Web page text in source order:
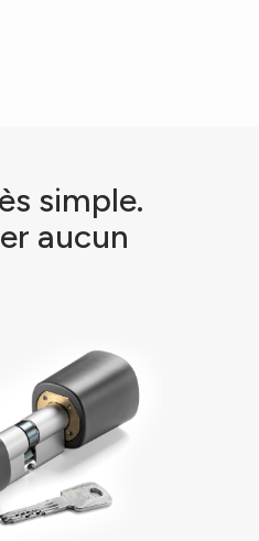
simple.
aucun